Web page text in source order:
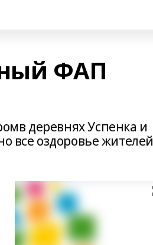
ФАП
деревнях Успенка и
все оздоровье жителей